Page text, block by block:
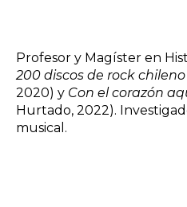
Profesor y Magíster en
200 discos de rock chileno
2020) y Con el corazón
Hurtado, 2022).
musical.